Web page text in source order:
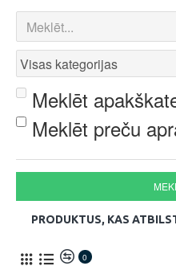
Meklēt
Meklēt preču
PRODUKTUS, KAS
0